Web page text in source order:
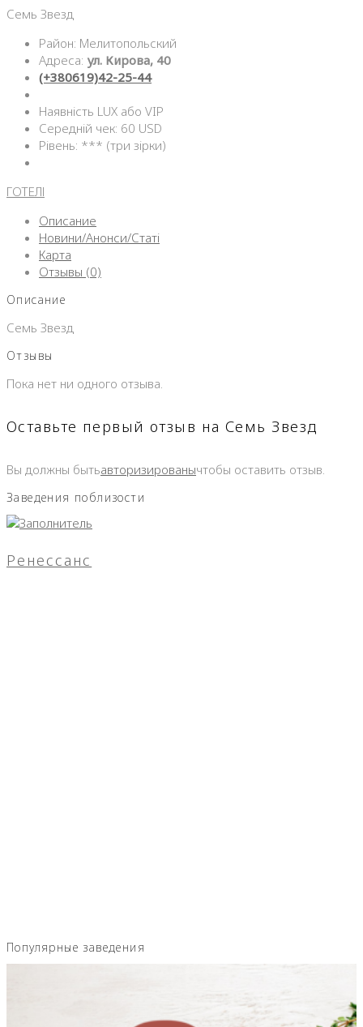
Семь Звезд
Район: Мелитопольский
Адреса: ул. Кирова, 40
(+380619)42-25-44
Наявність LUX або VIP
Середній чек: 60 USD
Рівень: *** (три зірки)
ГОТЕЛІ
Описание
Новини/Анонси/Статі
Карта
Отзывы (0)
Описание
Семь Звезд
Отзывы
Пока нет ни одного отзыва.
Оставьте первый отзыв на Семь Звезд
Вы должны бытьавторизированычтобы оставить отзыв.
Заведения поблизости
Ренессанс
Популярные заведения